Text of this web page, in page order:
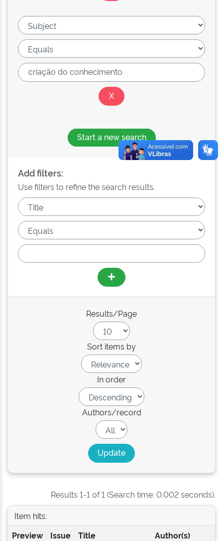
Start a new search
Add filters:
Use filters to refine the search results.
Results/Page
Sort items by
In order
Authors/record
Results 1-1 of 1 (Search time: 0.002 seconds).
Item hits:
Preview
Issue
Title Author(s)